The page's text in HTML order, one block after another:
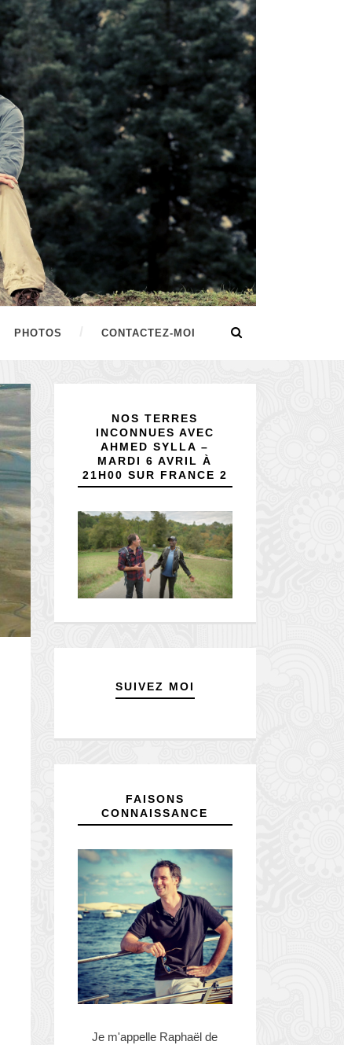
PHOTOS CONTACTEZ-MOI
NOS TERRES
INCONNUES AVEC
AHMED SYLLA –
MARDI 6 AVRIL À
21H00 SUR FRANCE 2
SUIVEZ MOI
FAISONS
CONNAISSANCE
Je m'appelle Raphaël de